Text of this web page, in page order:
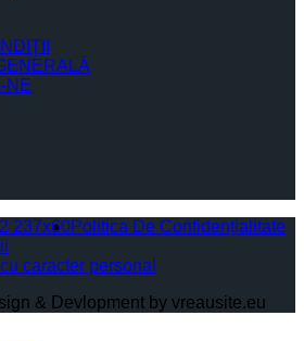
NE
Politica De Confidențialitate
caracter personal
& Devlopment by vreausite.eu